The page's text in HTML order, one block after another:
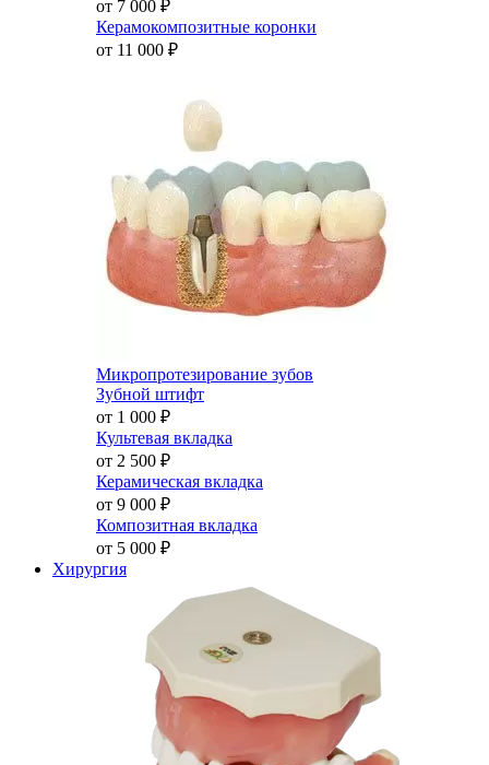
от 7 000 ₽
Керамокомпозитные коронки
от 11 000 ₽
Микропротезирование зубов
Зубной штифт
от 1 000 ₽
Культевая вкладка
от 2 500 ₽
Керамическая вкладка
от 9 000 ₽
Композитная вкладка
от 5 000 ₽
Хирургия